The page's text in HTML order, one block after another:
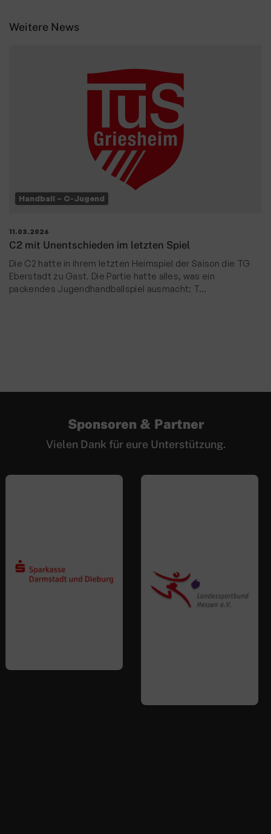
Weitere News
Handball – C-Jugend
11.03.2026
C2 mit Unentschieden im letzten Spiel
Die C2 hatte in ihrem letzten Heimspiel der Saison die TG
Eberstadt zu Gast. Die Partie hatte alles, was ein
packendes Jugendhandballspiel ausmacht: T…
Sponsoren & Partner
Vielen Dank für eure Unterstützung.